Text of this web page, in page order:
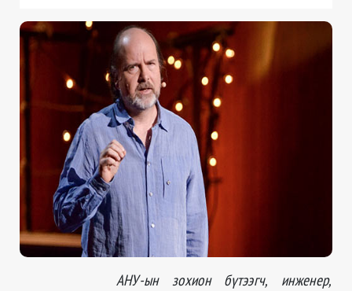
АНУ-ын зохион бүтээгч, инженер,